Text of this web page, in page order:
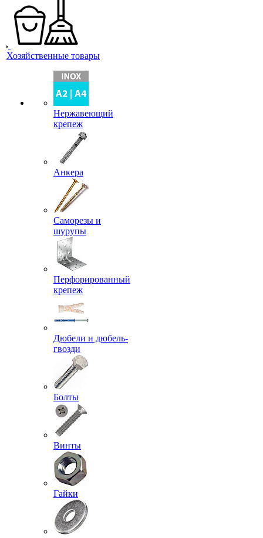
Хозяйственные товары
Нержавеющий
крепеж
Анкера
Саморезы и
шурупы
Перфорированный
крепеж
Дюбели и дюбель-
гвозди
Болты
Винты
Гайки